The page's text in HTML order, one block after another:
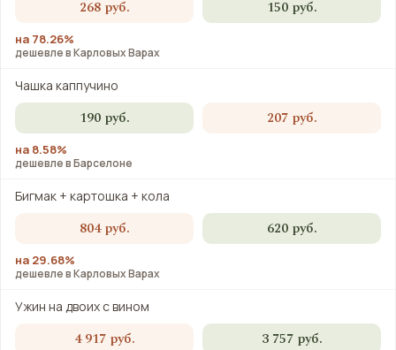
268 руб. 150 руб.
на 78.26%
дешевле в Карловых Варах
Чашка каппучино
190 руб. 207 руб.
на 8.58%
дешевле в Барселоне
Бигмак + картошка + кола
804 руб. 620 руб.
на 29.68%
дешевле в Карловых Варах
Ужин на двоих с вином
4 917 руб. 3 757 руб.